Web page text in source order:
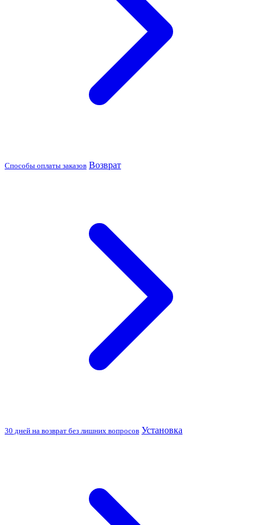
Способы оплаты заказов Возврат
30 дней на возврат без лишних вопросов Установка